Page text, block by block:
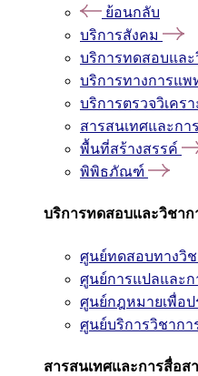
ย้อนกลับ
บริการสังคม
บริการทดสอบและ
บริการทางการแพ
บริการตรวจวิเคร
สารสนเทศและกา
พื้นที่สร้างสรรค์
พิพิธภัณฑ์
บริการทดสอบและวิชาก
ศูนย์ทดสอบทางวิ
ศูนย์การแปลและก
ศูนย์กฎหมายเพื่อ
ศูนย์บริการวิชาก
สารสนเทศและการสื่อส